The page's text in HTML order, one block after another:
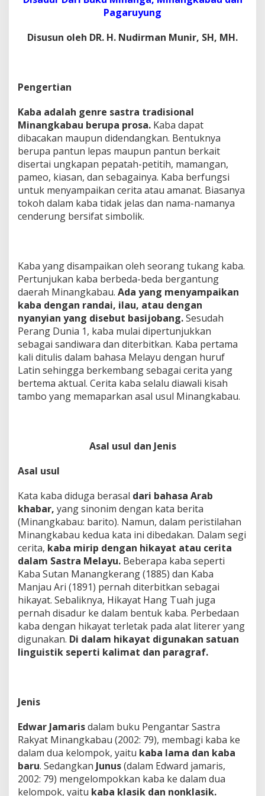
Pagaruyung
Disusun oleh DR. H. Nudirman Munir, SH, MH.
Pengertian
Kaba adalah genre sastra tradisional
Minangkabau berupa prosa. Kaba dapat
dibacakan maupun didendangkan. Bentuknya
berupa pantun lepas maupun pantun berkait
disertai ungkapan pepatah-petitih, mamangan,
pameo, kiasan, dan sebagainya. Kaba berfungsi
untuk menyampaikan cerita atau amanat. Biasanya
tokoh dalam kaba tidak jelas dan nama-namanya
cenderung bersifat simbolik.
Kaba yang disampaikan oleh seorang tukang kaba.
Pertunjukan kaba berbeda-beda bergantung
daerah Minangkabau. Ada yang menyampaikan
kaba dengan randai, ilau, atau dengan
nyanyian yang disebut basijobang.Sesudah
Perang Dunia 1, kaba mulai dipertunjukkan
sebagai sandiwara dan diterbitkan. Kaba pertama
kali ditulis dalam bahasa Melayu dengan huruf
Latin sehingga berkembang sebagai cerita yang
bertema aktual. Cerita kaba selalu diawali kisah
tambo yang memaparkan asal usul Minangkabau.
Asal usul dan Jenis
Asal usul
Kata kaba diduga berasal dari bahasa Arab
khabar, yang sinonim dengan kata berita
(Minangkabau: barito). Namun, dalam peristilahan
Minangkabau kedua kata ini dibedakan. Dalam segi
cerita, kaba mirip dengan hikayat atau cerita
dalam Sastra Melayu. Beberapa kaba seperti
Kaba Sutan Manangkerang (1885) dan Kaba
Manjau Ari (1891) pernah diterbitkan sebagai
hikayat. Sebaliknya, Hikayat Hang Tuah juga
pernah disadur ke dalam bentuk kaba. Perbedaan
kaba dengan hikayat terletak pada alat literer yang
digunakan. Di dalam hikayat digunakan satuan
linguistik seperti kalimat dan paragraf.
Jenis
Edwar Jamarisdalam buku Pengantar Sastra
Rakyat Minangkabau (2002: 79), membagi kaba ke
dalam dua kelompok, yaitu kaba lama dan kaba
baru. Sedangkan Junus(dalam Edward jamaris,
2002: 79) mengelompokkan kaba ke dalam dua
kelompok, yaitu kaba klasik dan nonklasik.